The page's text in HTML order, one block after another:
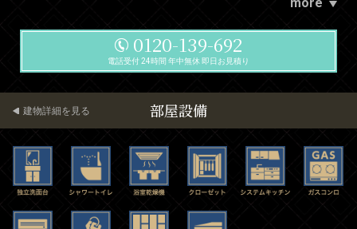
more
0120-139-692
電話受付 24時間 年中無休 即日お見積り
部屋設備
建物詳細を見る